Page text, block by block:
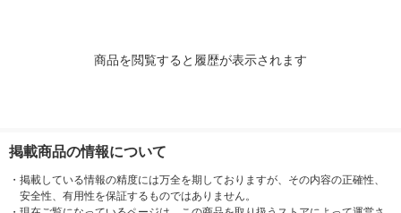
商品を閲覧すると履歴が表示されます
掲載商品の情報について
・ 掲載している情報の精度には万全を期しておりますが、その内容の正確性、
安全性、有用性を保証するものではありません。